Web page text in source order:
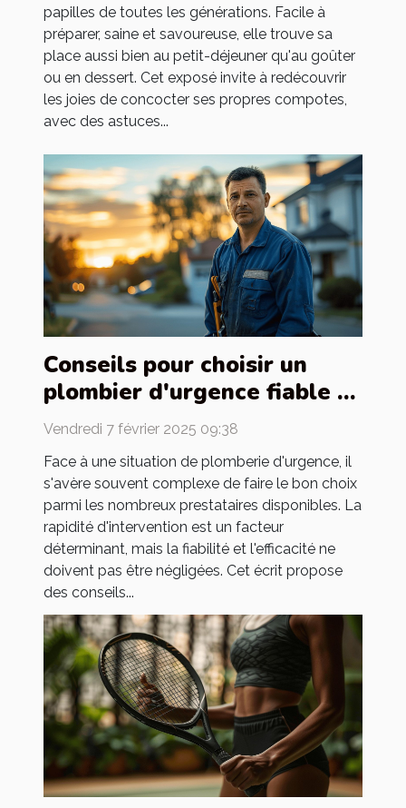
papilles de toutes les générations. Facile à
préparer, saine et savoureuse, elle trouve sa
place aussi bien au petit-déjeuner qu'au goûter
ou en dessert. Cet exposé invite à redécouvrir
les joies de concocter ses propres compotes,
avec des astuces...
Conseils pour choisir un
plombier d'urgence fiable et
efficace
Vendredi 7 février 2025 09:38
Face à une situation de plomberie d'urgence, il
s'avère souvent complexe de faire le bon choix
parmi les nombreux prestataires disponibles. La
rapidité d'intervention est un facteur
déterminant, mais la fiabilité et l'efficacité ne
doivent pas être négligées. Cet écrit propose
des conseils...